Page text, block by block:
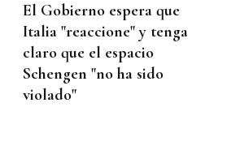
El Gobierno espera que
Italia "reaccione" y tenga
claro que el espacio
Schengen "no ha sido
violado"